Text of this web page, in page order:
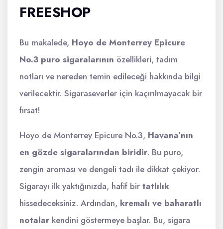
FREESHOP
Bu makalede, Hoyo de Monterrey Epicure
No.3 puro sigaralarının özellikleri, tadım
notları ve nereden temin edileceği hakkında bilgi
verilecektir. Sigaraseverler için kaçırılmayacak bir
fırsat!
Hoyo de Monterrey Epicure No.3, Havana’nın
en gözde sigaralarından biridir. Bu puro,
zengin aroması ve dengeli tadı ile dikkat çekiyor.
Sigarayı ilk yaktığınızda, hafif bir tatlılık
hissedeceksiniz. Ardından, kremalı ve baharatlı
notalar kendini göstermeye başlar. Bu, sigara